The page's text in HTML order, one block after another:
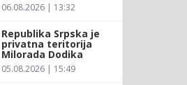
06.08.2026 | 13:32
Republika Srpska je
privatna teritorija
Milorada Dodika
05.08.2026 | 15:49